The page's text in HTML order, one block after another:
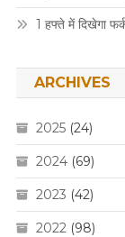
1 हफ्ते में दिखेगा
ARCHIVES
2025(24)
2024(69)
2023 (42)
2022 (98)